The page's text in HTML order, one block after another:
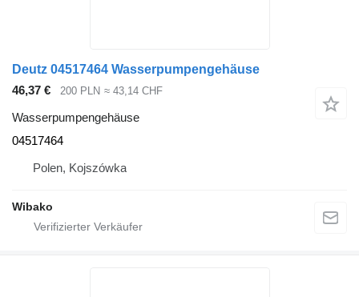
Deutz 04517464 Wasserpumpengehäuse
46,37 €
200 PLN ≈ 43,14 CHF
Wasserpumpengehäuse
04517464
Polen, Kojszówka
Wibako